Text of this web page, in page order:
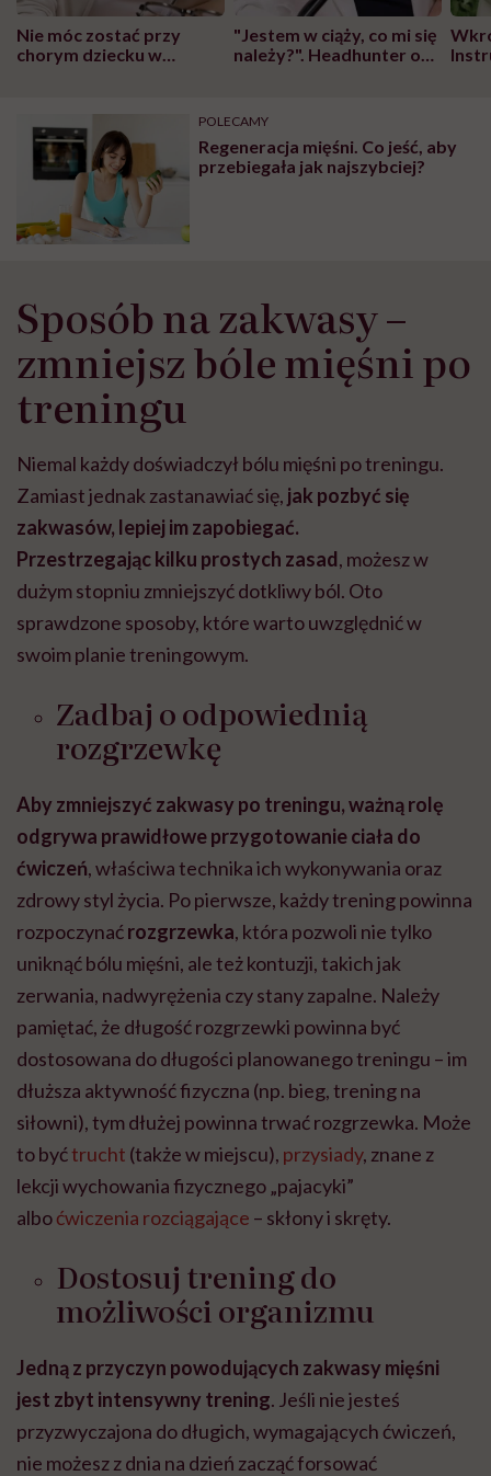
Nie móc zostać przy
chorym dziecku w
głupota i brak
wyobraźni"
"Jestem w ciąży, co mi się
należy?". Headhunter o
pracy
POLECAMY
Regeneracja mięśni. Co jeść, aby
przebiegała jak najszybciej?
Sposób na zakwasy –
zmniejsz bóle mięśni po
treningu
Niemal każdy doświadczył bólu mięśni po treningu.
Zamiast jednak zastanawiać się, jak pozbyć się
zakwasów, lepiej im zapobiegać.
Przestrzegając kilku prostych zasad, możesz w
dużym stopniu zmniejszyć dotkliwy ból. Oto
sprawdzone sposoby, które warto uwzględnić w
swoim planie treningowym.
Zadbaj o odpowiednią
rozgrzewkę
Aby zmniejszyć zakwasy po treningu, ważną rolę
odgrywa prawidłowe przygotowanie ciała do
ćwiczeń, właściwa technika ich wykonywania oraz
zdrowy styl życia. Po pierwsze, każdy trening powinna
rozpoczynaćrozgrzewka, która pozwoli nie tylko
uniknąć bólu mięśni, ale też kontuzji, takich jak
zerwania, nadwyrężenia czy stany zapalne. Należy
pamiętać, że długość rozgrzewki powinna być
dostosowana do długości planowanego treningu – im
dłuższa aktywność fizyczna (np. bieg, trening na
siłowni), tym dłużej powinna trwać rozgrzewka. Może
to byćtrucht (także w miejscu), przysiady, znane z
lekcji wychowania fizycznego „pajacyki”
alboćwiczenia rozciągające – skłony i skręty.
Dostosuj trening do
możliwości organizmu
Jedną z przyczyn powodujących zakwasy mięśni
jest zbyt intensywny trening. Jeśli nie jesteś
przyzwyczajona do długich, wymagających ćwiczeń,
nie możesz z dnia na dzień zacząć forsować